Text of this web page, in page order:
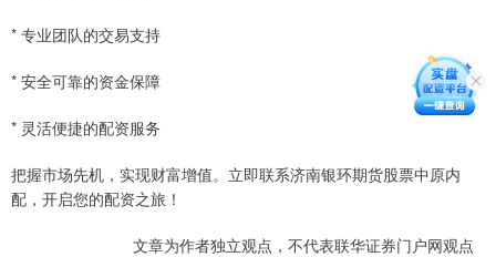
* 专业团队的交易支持
* 安全可靠的资金保障
* 灵活便捷的配资服务
把握市场先机，实现财富增值。立即联系济南银环期货股票中原内
配，开启您的配资之旅！
文章为作者独立观点，不代表联华证券门户网观点